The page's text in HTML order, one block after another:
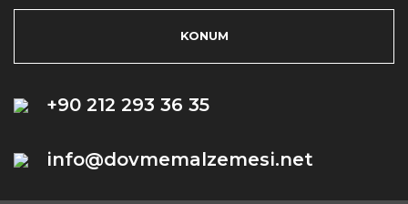
KONUM
+90 212 293 36 35
info@dovmemalzemesi.net